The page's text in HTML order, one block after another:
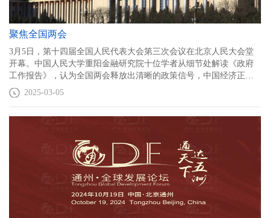
聚焦全国两会
3月5日，第十四届全国人民代表大会第三次会议在北京人民大会堂
开幕。中国人民大学重阳金融研究院十位学者从细节处解读《政府
工作报告》，认为全国两会释放出清晰的政策信号，中国经济正以
更强劲的改革力度和政策支撑迈向高质量发展。
2025-03-05